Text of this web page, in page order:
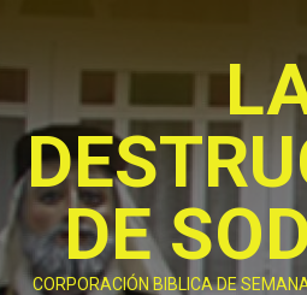
contenido
DE
CORPORACIÓN BIBLICA DE